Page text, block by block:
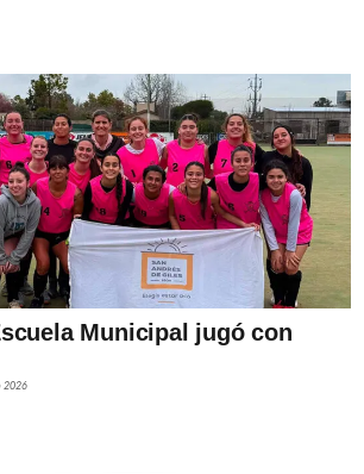
Municipal jugó con
2026